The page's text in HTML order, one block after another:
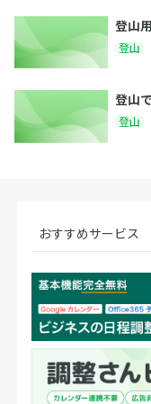
登山
登山
登山
登山
おすすめサービス